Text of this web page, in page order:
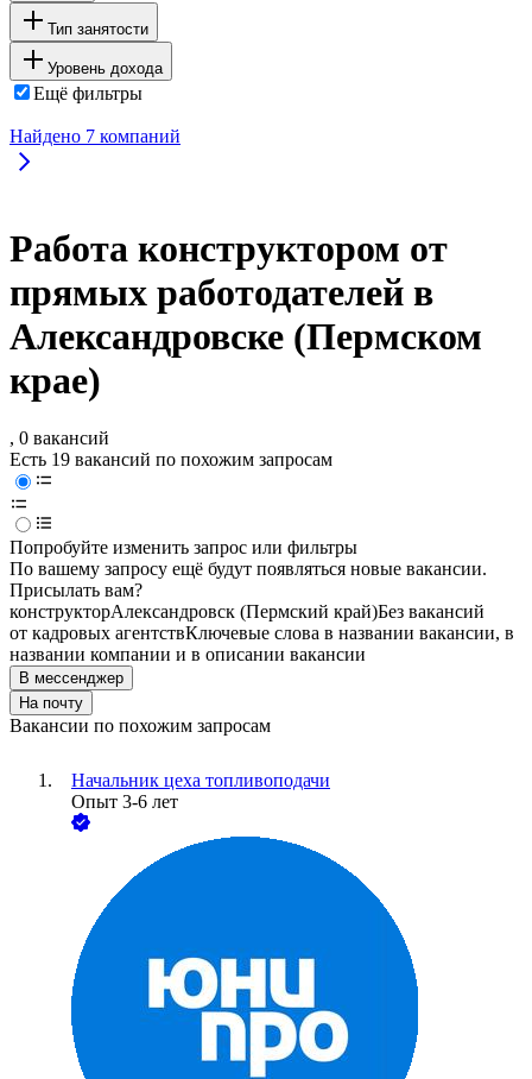
Тип занятости
Уровень дохода
Ещё фильтры
Найдено 7 компаний
Работа конструктором от
прямых работодателей в
Александровске (Пермском
крае)
, 0 вакансий
Есть 19 вакансий по похожим запросам
Попробуйте изменить запрос или фильтры
По вашему запросу ещё будут появляться новые вакансии.
Присылать вам?
конструкторАлександровск (Пермский край)Без вакансий
от кадровых агентствКлючевые слова в названии вакансии, в
названии компании и в описании вакансии
В мессенджер
На почту
Вакансии по похожим запросам
Начальник цеха топливоподачи
Опыт 3-6 лет